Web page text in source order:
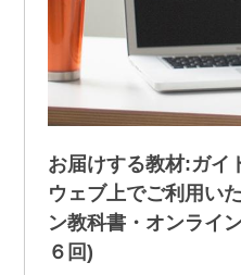
お届けする教材:ガイ
ウェブ上でご利用い
ン教科書・オンライ
６回)